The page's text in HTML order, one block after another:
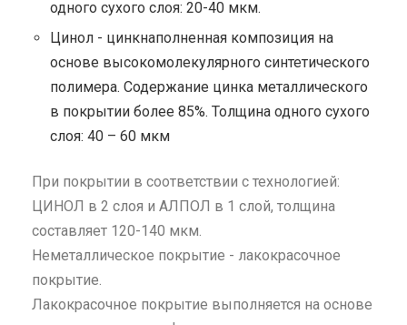
одного сухого слоя: 20-40 мкм.
Цинол - цинкнаполненная композиция на
основе высокомолекулярного синтетического
полимера. Содержание цинка металлического
в покрытии более 85%. Толщина одного сухого
слоя: 40 – 60 мкм
При покрытии в соответствии с технологией:
ЦИНОЛ в 2 слоя и АЛПОЛ в 1 слой, толщина
составляет 120-140 мкм.
Неметаллическое покрытие - лакокрасочное
покрытие.
Лакокрасочное покрытие выполняется на основе